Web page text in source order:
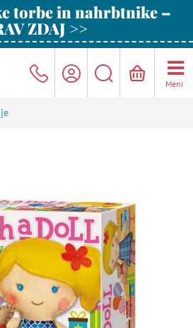
torbe in nahrbtnike –
ZDAJ >>
Meni